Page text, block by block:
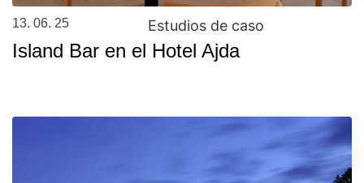
13. 06. 25 Estudios de caso
Island Bar en el Hotel Ajda